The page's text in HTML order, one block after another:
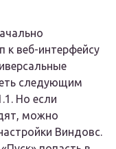
к веб-интерфейсу
следующим
Но если
можно
Виндовс.